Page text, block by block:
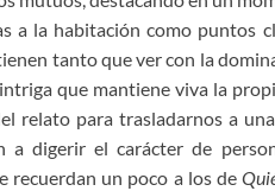
a la habitación como puntos
tanto que ver con la
que mantiene viva la
relato para trasladarnos a
a digerir el carácter de
recuerdan un poco a los de